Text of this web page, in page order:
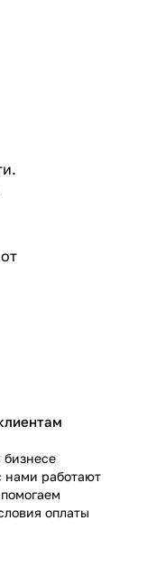
бизнесе
нами работают
оплаты